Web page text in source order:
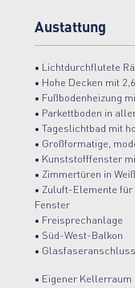
Austattung
• Lichtdurchflutete
• Hohe Decken mit
• Fußbodenheizung
• Parkettboden in
• Tageslichtbad mit
• Großformatige,
• Kunststofffenster
• Zimmertüren in Weiß
• Zuluft-Elemente
Fenster
• Freisprechanlage
• Süd-West-Balkon
•
• Eigener Kellerraum